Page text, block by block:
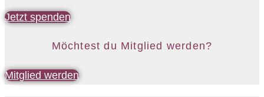
Jetzt spenden
Möchtest du Mitglied werden?
Mitglied werden